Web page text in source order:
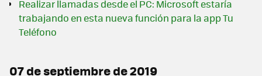
Realizar llamadas desde el PC: Microsoft estaría
trabajando en esta nueva función para la app Tu
Teléfono
07 de septiembre de 2019